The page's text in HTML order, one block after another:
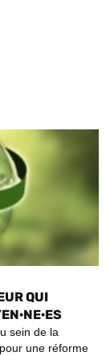
QUI
sein de la
une réforme